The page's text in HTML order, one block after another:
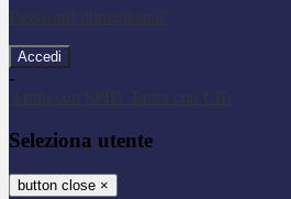
Password dimenticata?
-
Entra con SPID
Entra con CIE
Seleziona utente
button close ×